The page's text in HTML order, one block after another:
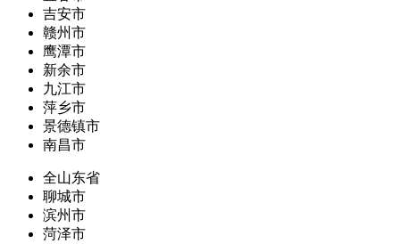
吉安市
赣州市
鹰潭市
新余市
九江市
萍乡市
景德镇市
南昌市
全山东省
聊城市
滨州市
菏泽市